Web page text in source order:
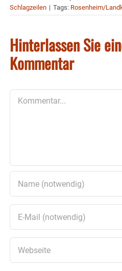
Schlagzeilen | Tags: Rosenheim/
Hinterlassen Sie
Kommentar